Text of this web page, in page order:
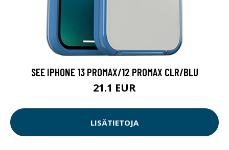
SEE IPHONE 13 PROMAX/12 PROMAX CLR/BLU
21.1 EUR
LISÄTIETOJA